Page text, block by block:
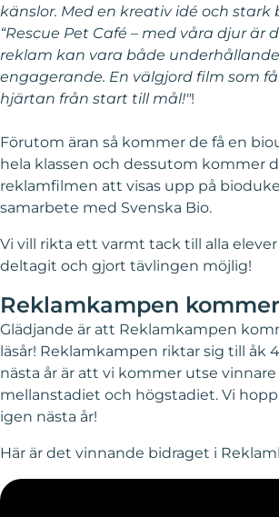
känslor. Med en kreativ idé och stark
“Rescue Pet Café – med våra djur är
reklam kan vara både
engagerande. En välgjord film som
hjärtan från start till mål!"!
Förutom äran så kommer de få en
hela klassen och dessutom kommer
reklamfilmen att visas upp på
samarbete med Svenska Bio.
Vi vill rikta ett varmt tack till alla elever
deltagit och gjort tävlingen möjlig!
Reklamkampen
Glädjande är att Reklamkampen
läsår! Reklamkampen riktar sig till åk
nästa år är att vi kommer utse vinnare
mellanstadiet och högstadiet. Vi
igen nästa år!
Här är det vinnande bidraget i